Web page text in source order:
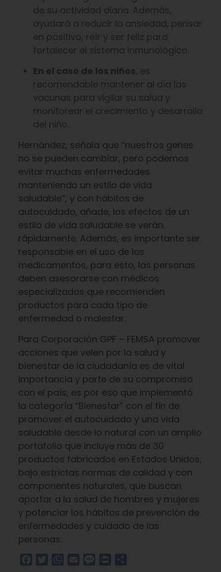
de su actividad diaria. Además,
ayudará a reducir la ansiedad, pensar
en positivo, reír y ser feliz para
fortalecer el sistema inmunológico.
En el caso de los niños, es
recomendable mantener al día las
vacunas para vigilar su salud y
monitorear el crecimiento y desarrollo
del niño.
Hernández, señala que “nuestros genes
no se pueden cambiar, pero podemos
evitar muchas enfermedades
manteniendo un estilo de vida
saludable”, y con hábitos de
autocuidado, añade, los efectos de un
estilo de vida saludable se verán
rápidamente. Además, es importante ser
responsable en el uso de los
medicamentos, para esto, las personas
deben asesorarse con médicos
especializados que recomienden
productos para cada tipo de
enfermedad o malestar.
Para Corporación GPF – FEMSA promover
acciones que velen por la salud y
bienestar de la ciudadanía es de vital
importancia y parte de su compromiso
con el país, es por eso que implementó
la categoría “Bienestar” con el fin de
promover el autocuidado y una vida
saludable desde lo natural con un amplio
portafolio que incluye más de 30
productos fabricados en Estados Unidos,
bajo estrictas normas de calidad y con
componentes naturales, que buscan
aportar a la salud de hombres y mujeres
y potenciar los hábitos de prevención de
enfermedades y cuidado de las
personas.
Facebook
TwitterWhatsApp
Email Message
Print